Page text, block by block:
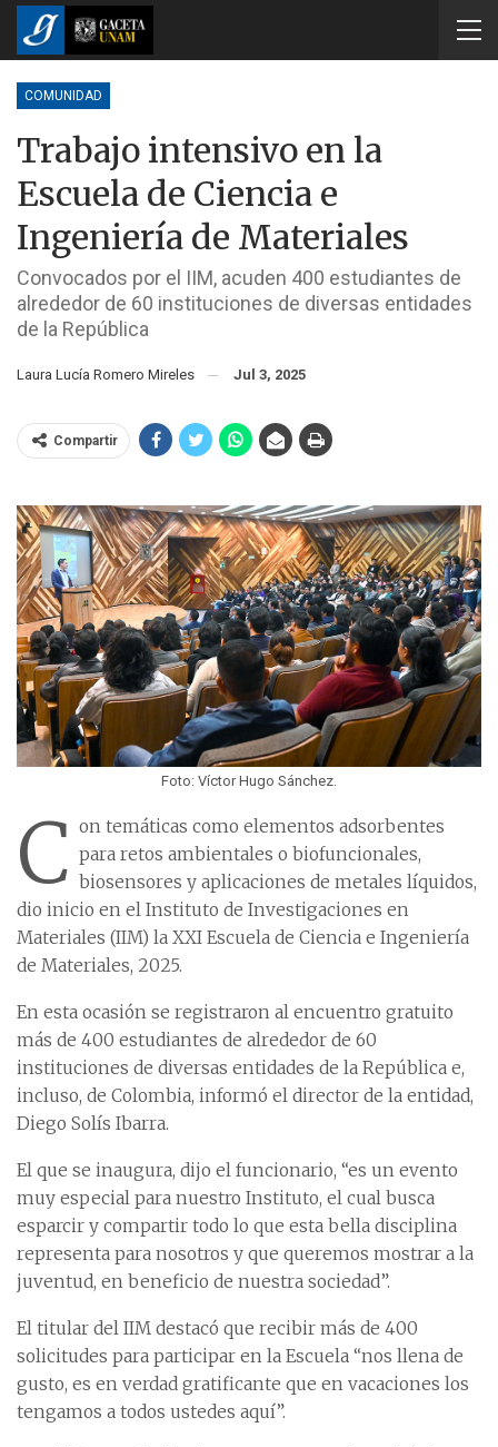
COMUNIDAD
Trabajo intensivo en la
Escuela de Ciencia e
Ingeniería de Materiales
Convocados por el IIM, acuden 400 estudiantes de
alrededor de 60 instituciones de diversas entidades
de la República
Laura Lucía Romero Mireles Jul 3, 2025
Compartir
Foto: Víctor Hugo Sánchez.
C on temáticas como elementos adsorbentes
para retos ambientales o biofuncionales,
biosensores y aplicaciones de metales líquidos,
dio inicio en el Instituto de Investigaciones en
Materiales (IIM) la XXI Escuela de Ciencia e Ingeniería
de Materiales, 2025.
En esta ocasión se registraron al encuentro gratuito
más de 400 estudiantes de alrededor de 60
instituciones de diversas entidades de la República e,
incluso, de Colombia, informó el director de la entidad,
Diego Solís Ibarra.
El que se inaugura, dijo el funcionario, “es un evento
muy especial para nuestro Instituto, el cual busca
esparcir y compartir todo lo que esta bella disciplina
representa para nosotros y que queremos mostrar a la
juventud, en beneficio de nuestra sociedad”.
El titular del IIM destacó que recibir más de 400
solicitudes para participar en la Escuela “nos llena de
gusto, es en verdad gratificante que en vacaciones los
tengamos a todos ustedes aquí”.